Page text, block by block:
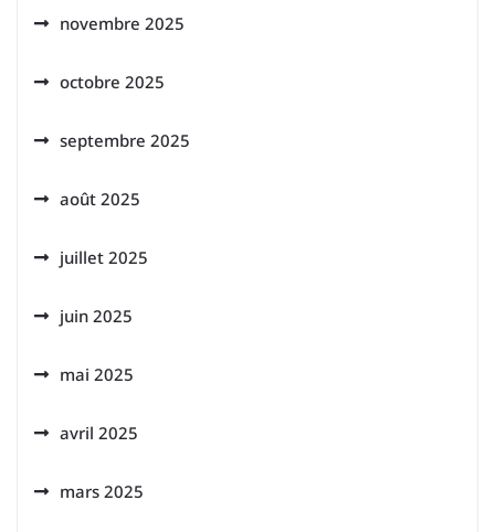
novembre 2025
octobre 2025
septembre 2025
août 2025
juillet 2025
juin 2025
mai 2025
avril 2025
mars 2025